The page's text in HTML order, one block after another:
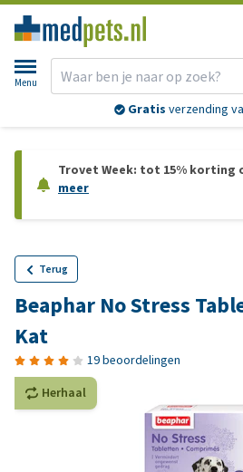
Menu
Gratis verzending
Trovet Week: tot 15% korting
meer
Terug
Beaphar No Stress
Kat
19 beoordelingen
Herhaal